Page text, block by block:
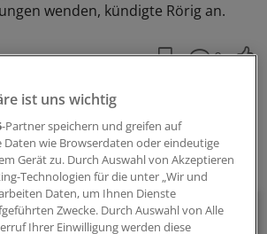
wenden, kündigte Rörig an.
0
Thema
ist uns wichtig
-Partner speichern und greifen auf
Daten wie Browserdaten oder eindeutige
Gerät zu. Durch Auswahl von Akzeptieren
Technologien für die unter „Wir und
Daten, um Ihnen Dienste
Zwecke. Durch Auswahl von Alle
Ihrer Einwilligung werden diese